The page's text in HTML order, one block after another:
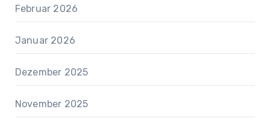
Februar 2026
Januar 2026
Dezember 2025
November 2025